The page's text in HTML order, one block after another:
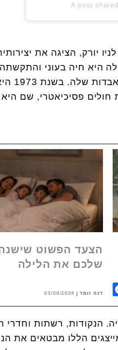
A post
אז רק בת 28, עברה לניו יורק, הציגה
היא חיה בעוני
מהאומנות
בבית חולים פסיכיאטרי, שם
הצעד הפשוט שישנה
שלכם את הלילה
דנה זומר 03/08/2026
הנקודות, רשתות וחדרי
הללו מבטאים את